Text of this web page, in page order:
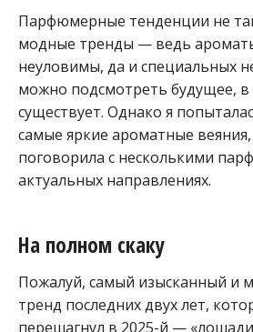
Парфюмерные тенденции не
модные тренды — ведь
неуловимы, да и специальных
можно подсмотреть будущее, в
существует. Однако я
самые яркие ароматные
поговорила с несколькими
актуальных направлениях.
На полном скаку
Пожалуй, самый изысканный и
тренд последних двух лет,
перешагнул в 2025-й —